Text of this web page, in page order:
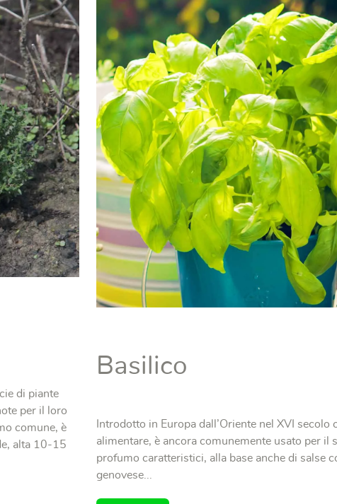
di piante
per il loro
comune, è
alta 10-15
Basilico
Introdotto in Europa dall’Oriente nel XVI secolo
alimentare, è ancora comunemente usato per il
profumo caratteristici, alla base anche di salse
genovese...